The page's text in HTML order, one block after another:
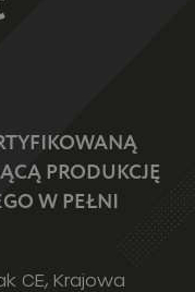
PRODUKCJĘ
W PEŁNI
CE, Krajowa
obszarach
stosuje się